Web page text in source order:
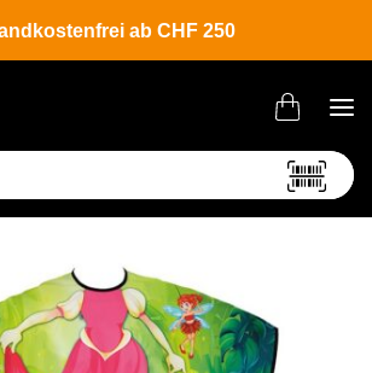
ab CHF 250
| Handtücher